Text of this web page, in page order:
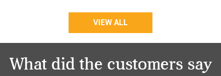
VIEW ALL
What did the customers say